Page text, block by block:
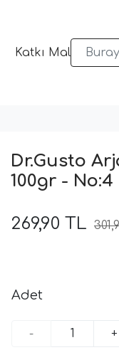
Katkı Malzemeleri
Dr.Gusto
100gr - No:4
269,90 TL
Adet
- +